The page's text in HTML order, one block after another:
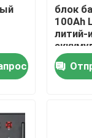
системы
блок
100Ah
литий-